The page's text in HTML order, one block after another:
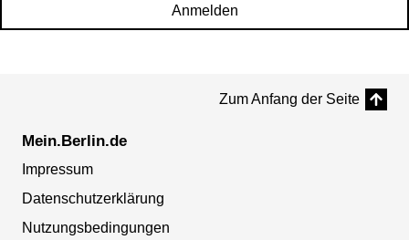
Anmelden
Zum Anfang der Seite
Mein.Berlin.de
Impressum
Datenschutzerklärung
Nutzungsbedingungen